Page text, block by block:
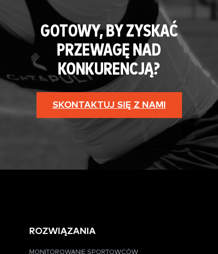
GOTOWY, BY ZYSKAĆ
PRZEWAGĘ NAD
KONKURENCJĄ?
SKONTAKTUJ SIĘ Z NAMI
ROZWIĄZANIA
MONITOROWANIE SPORTOWCÓW